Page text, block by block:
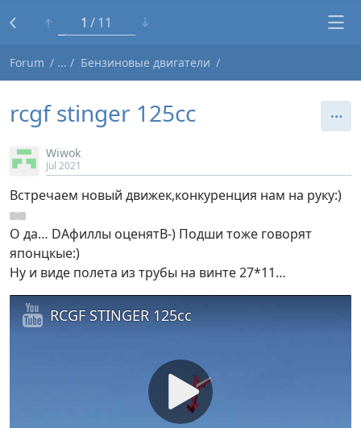
1 11
Forum Бензиновые двигатели
rcgf stinger 125cc
Wiwok
Jul 2021
Встречаем новый движек,конкуренция нам на руку:)
О да… DAфиллы оценятB-) Подши тоже говорят
японцкые:)
Ну и виде полета из трубы на винте 27*11…
RCGF STINGER 125cc